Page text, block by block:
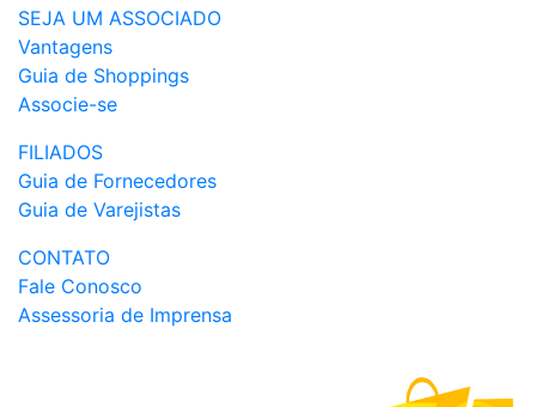
SEJA UM ASSOCIADO
Vantagens
Guia de Shoppings
Associe-se
FILIADOS
Guia de Fornecedores
Guia de Varejistas
CONTATO
Fale Conosco
Assessoria de Imprensa